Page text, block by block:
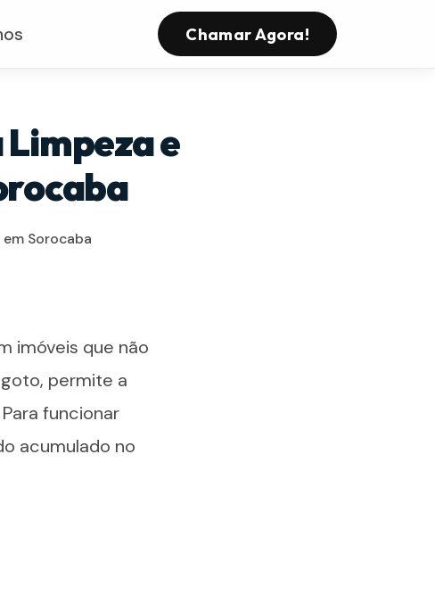
Chamar Agora!
e
Sorocaba
imóveis que não
permite a
funcionar
acumulado no